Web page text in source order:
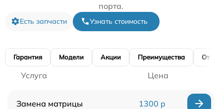
порта.
Есть запчасти Узнать стоимость
Гарантия Модели Акции Преимущества
Услуга Цена
Замена матрицы 1300 р